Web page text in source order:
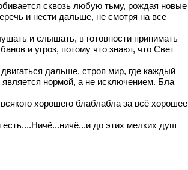
сквозь любую тьму, рождая новые
и нести дальше, не смотря на все
и слышать, в готовности принимать
и угроз, потому что знают, что Свет
дальше, строя мир, где каждый
нормой, а не исключением. Бла
хорошего блаблабла за всё хорошее
до этих мелких душ